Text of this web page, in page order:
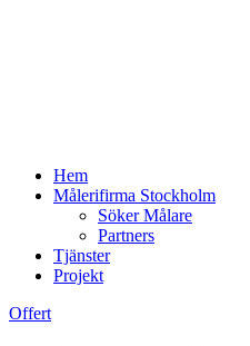
Hem
Målerifirma Stockholm
Söker Målare
Partners
Tjänster
Projekt
Offert